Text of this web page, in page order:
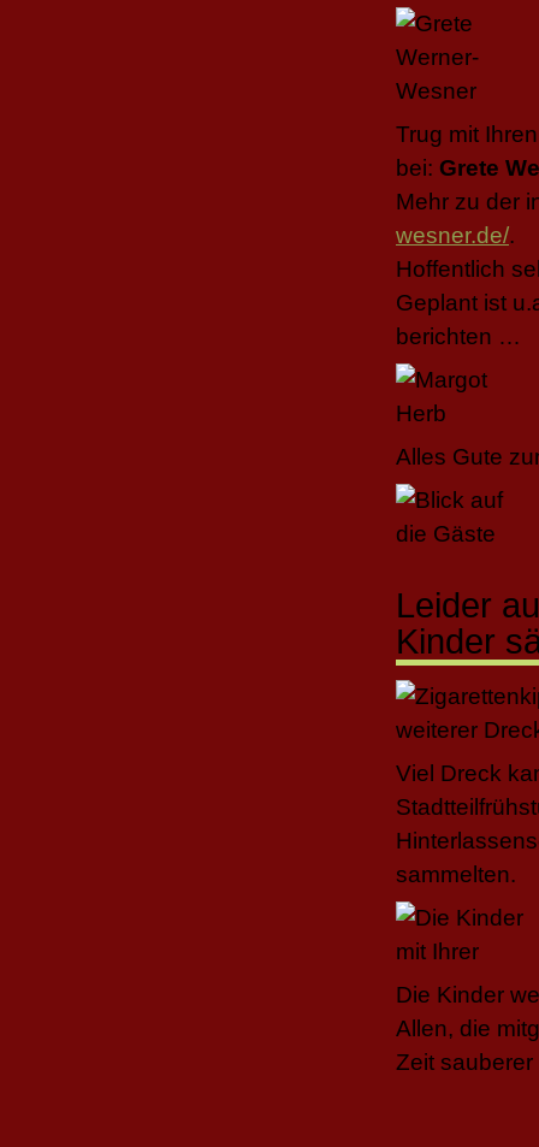
Trug mit
bei: Grete
Mehr zu der
wesner.de/.
Hoffentlich
Geplant ist
berichten …
Alles Gute
Leider
Kinder
Viel Dreck
sammelten.
Die Kinder
Allen, die
Zeit sauberer